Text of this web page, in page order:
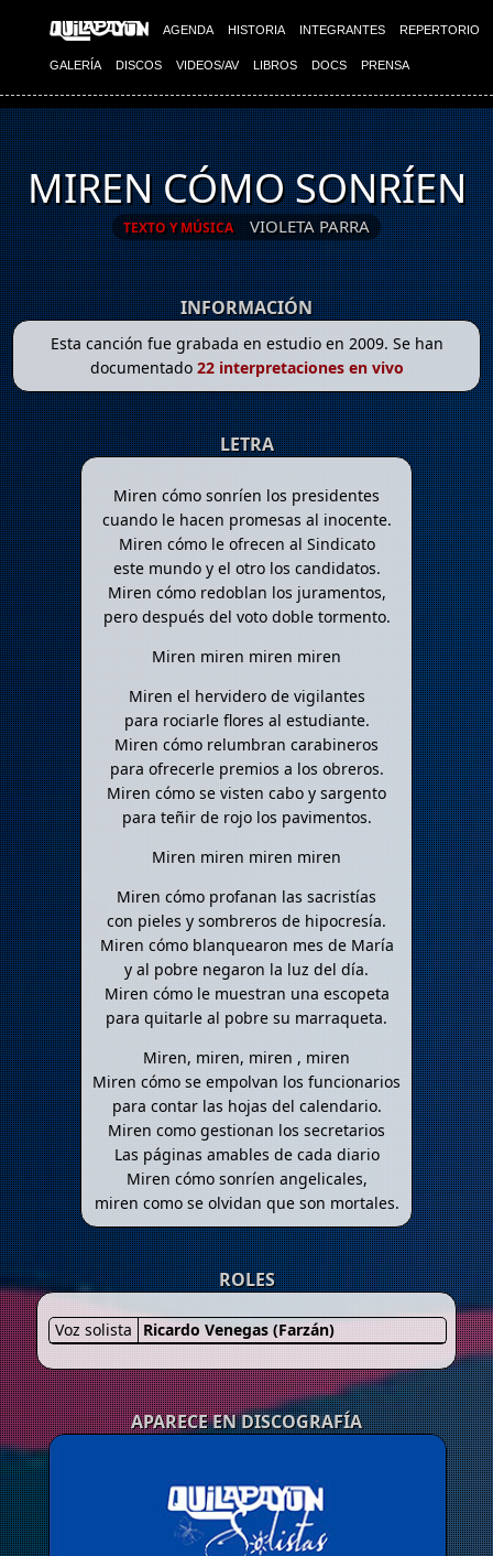
AGENDA HISTORIA INTEGRANTES REPERTORIO
GALERÍA DISCOS VIDEOS/AV LIBROS DOCS PRENSA
MIREN CÓMO SONRÍEN
TEXTO Y MÚSICA VIOLETA PARRA
INFORMACIÓN
Esta canción fue grabada en estudio en 2009. Se han
documentado 22 interpretaciones en vivo
LETRA
Miren cómo sonríen los presidentes
cuando le hacen promesas al inocente.
Miren cómo le ofrecen al Sindicato
este mundo y el otro los candidatos.
Miren cómo redoblan los juramentos,
pero después del voto doble tormento.
Miren miren miren miren
Miren el hervidero de vigilantes
para rociarle flores al estudiante.
Miren cómo relumbran carabineros
para ofrecerle premios a los obreros.
Miren cómo se visten cabo y sargento
para teñir de rojo los pavimentos.
Miren miren miren miren
Miren cómo profanan las sacristías
con pieles y sombreros de hipocresía.
Miren cómo blanquearon mes de María
y al pobre negaron la luz del día.
Miren cómo le muestran una escopeta
para quitarle al pobre su marraqueta.
Miren, miren, miren , miren
Miren cómo se empolvan los funcionarios
para contar las hojas del calendario.
Miren como gestionan los secretarios
Las páginas amables de cada diario
Miren cómo sonríen angelicales,
miren como se olvidan que son mortales.
ROLES
Voz solista Ricardo Venegas (Farzán)
APARECE EN DISCOGRAFÍA